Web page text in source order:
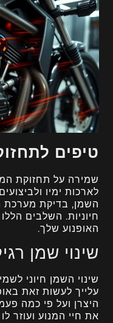
טיפים
שמירה על תחזוקת
לארכות ימיו
השמן, בדיקת מערכת
חיוניות. השלבים
האופנוע שלך.
שינוי שמן
שינוי השמן חיוני
עלייך לעשות זאת
היצרן ועל פי כמה
את חיי המנוע ועוזר